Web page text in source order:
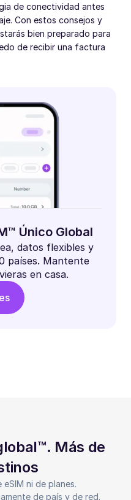
de conectividad antes
Con estos consejos y
bien preparado para
de recibir una factura
Único Global
datos flexibles y
países. Mantente
en casa.
Más de
ni de planes.
de país y de red.